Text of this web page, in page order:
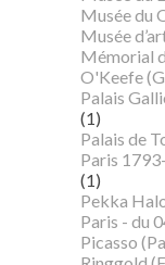
Musée du
Musée
Mémorial
O'Keefe
Palais
(1)
Palais de
Paris
(1)
Pekka
Paris - du
Picasso